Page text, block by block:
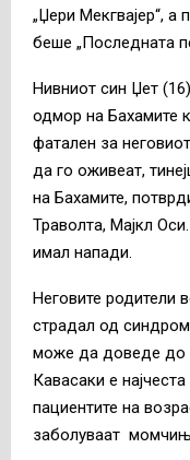
„Џери Мекгвајер“,
беше „Последната
Нивниот син Џет
одмор на Бахамите
фатален за
да го оживеат,
на Бахамите,
Траволта, Мајкл
имал напади.
Неговите родители
страдал од
може да доведе до
Кавасаки е
пациентите на
заболуваат